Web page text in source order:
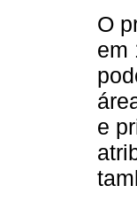
O
em
e